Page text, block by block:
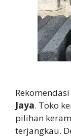
Jaya. Toko
pilihan
terjangkau.